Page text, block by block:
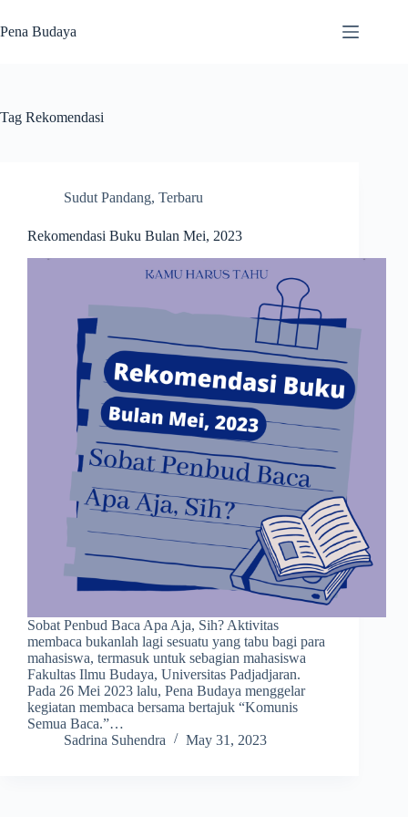
to
content
Pena Budaya
Tag Rekomendasi
Sudut Pandang, Terbaru
Rekomendasi Buku Bulan Mei, 2023
Sobat Penbud Baca Apa Aja, Sih? Aktivitas
membaca bukanlah lagi sesuatu yang tabu bagi para
mahasiswa, termasuk untuk sebagian mahasiswa
Fakultas Ilmu Budaya, Universitas Padjadjaran.
Pada 26 Mei 2023 lalu, Pena Budaya menggelar
kegiatan membaca bersama bertajuk “Komunis
Semua Baca.”…
Sadrina Suhendra
May 31, 2023